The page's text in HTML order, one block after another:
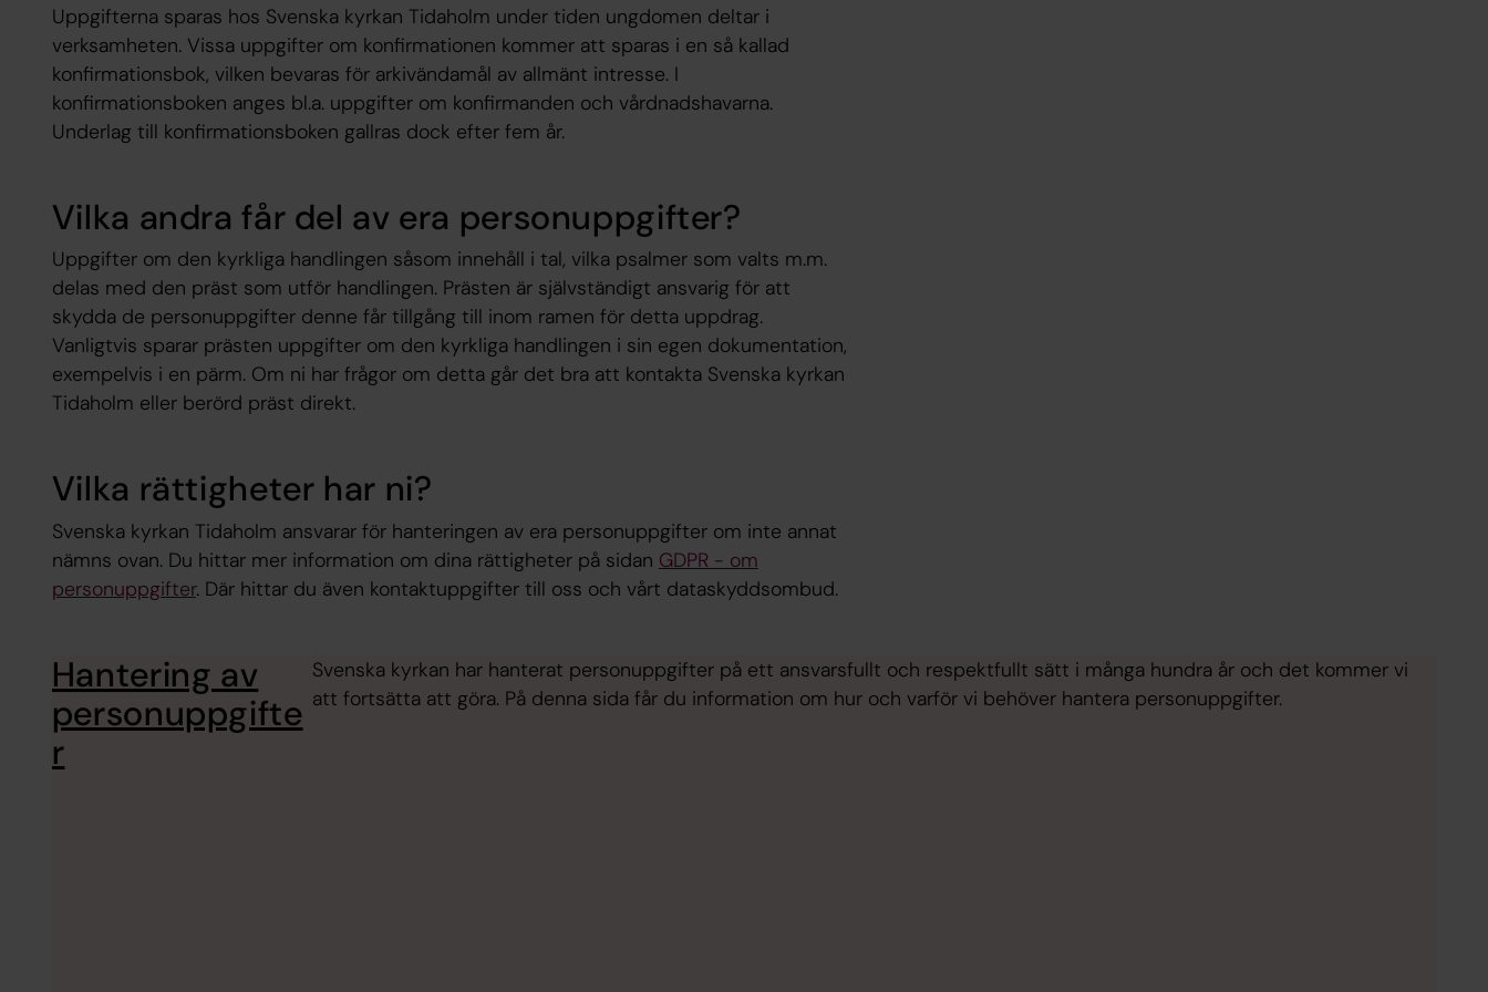
Uppgifterna sparas hos Svenska kyrkan Tidaholm under tiden ungdomen deltar i
verksamheten. Vissa uppgifter om konfirmationen kommer att sparas i en så kallad
konfirmationsbok, vilken bevaras för arkivändamål av allmänt intresse. I
konfirmationsboken anges bl.a. uppgifter om konfirmanden och vårdnadshavarna.
Underlag till konfirmationsboken gallras dock efter fem år.
Vilka andra får del av era personuppgifter?
Uppgifter om den kyrkliga handlingen såsom innehåll i tal, vilka psalmer som valts m.m.
delas med den präst som utför handlingen. Prästen är självständigt ansvarig för att
skydda de personuppgifter denne får tillgång till inom ramen för detta uppdrag.
Vanligtvis sparar prästen uppgifter om den kyrkliga handlingen i sin egen dokumentation,
exempelvis i en pärm. Om ni har frågor om detta går det bra att kontakta Svenska kyrkan
Tidaholm eller berörd präst direkt.
Vilka rättigheter har ni?
Svenska kyrkan Tidaholm ansvarar för hanteringen av era personuppgifter om inte annat
nämns ovan. Du hittar mer information om dina rättigheter på sidan GDPR - om
personuppgifter. Där hittar du även kontaktuppgifter till oss och vårt dataskyddsombud.
Hantering av
personuppgifte
r
Svenska kyrkan har hanterat personuppgifter på ett ansvarsfullt och respektfullt sätt i många hundra år och det kommer vi
att fortsätta att göra. På denna sida får du information om hur och varför vi behöver hantera personuppgifter.